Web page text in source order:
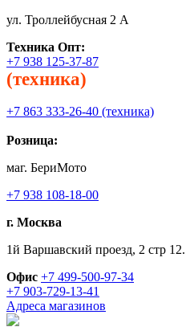
ул. Троллейбусная 2 А
Техника Опт:
+7 938 125-37-87
(техника)
+7 863 333-26-40 (техника)
Розница:
маг. БериМото
+7 938 108-18-00
г. Москва
1й Варшавский проезд, 2 стр 12.
Офис +7 499-500-97-34
+7 903-729-13-41
Адреса магазинов